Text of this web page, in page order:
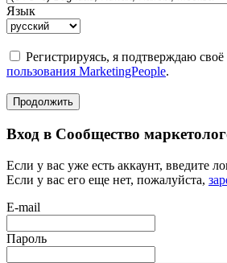
Язык
Регистрируясь, я подтверждаю своё
пользования MarketingPeople.
Продолжить
Вход в Сообщество
Если у вас уже есть аккаунт, введите
Если у вас его еще нет, пожалуйста,
E-mail
Пароль